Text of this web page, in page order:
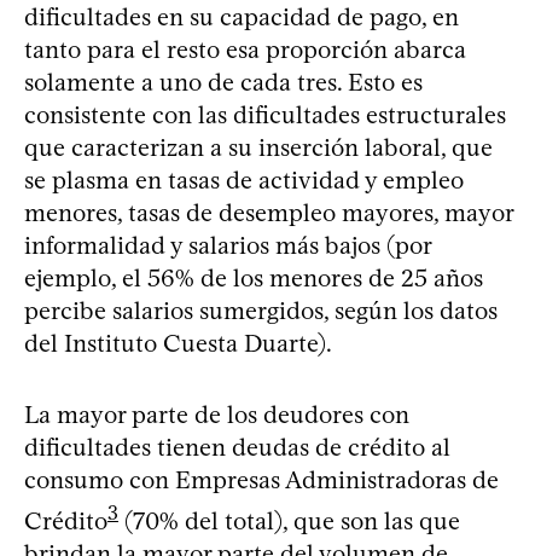
dificultades en su capacidad de pago, en
tanto para el resto esa proporción abarca
solamente a uno de cada tres. Esto es
consistente con las dificultades estructurales
que caracterizan a su inserción laboral, que
se plasma en tasas de actividad y empleo
menores, tasas de desempleo mayores, mayor
informalidad y salarios más bajos (por
ejemplo, el 56% de los menores de 25 años
percibe salarios sumergidos, según los datos
del Instituto Cuesta Duarte).
La mayor parte de los deudores con
dificultades tienen deudas de crédito al
consumo con Empresas Administradoras de
Crédito3 (70% del total), que son las que